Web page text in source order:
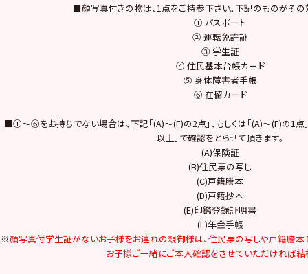
■顔写真付きの物は、1点をご持参下さい。下記のものがその
① パスポート
② 運転免許証
③ 学生証
④ 住民基本台帳カード
⑤ 身体障害者手帳
⑥ 在留カード
■①～⑥をお持ちでない場合は、下記「(A)～(F)の2点」、もしくは「(A)～(F)の1点
以上」で確認をとらせて頂きます。
(A)保険証
(B)住民票の写し
(C)戸籍謄本
(D)戸籍抄本
(E)印鑑登録証明書
(F)年金手帳
※顔写真付学生証がないお子様をお連れの親御様は、住民票の写しや戸籍謄本
お子様ご一緒にご本人確認をさせていただければ結